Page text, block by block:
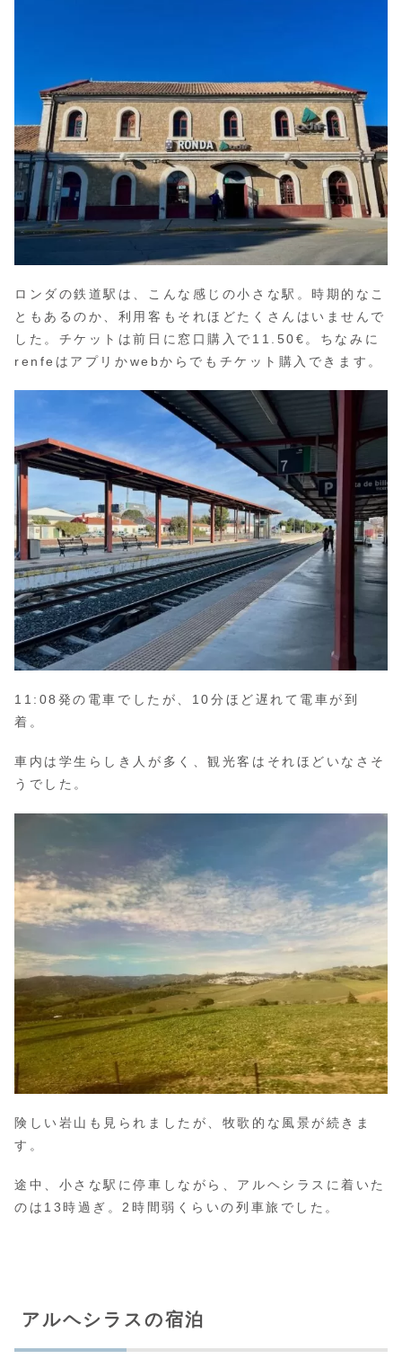
ロンダの鉄道駅は、こんな感じの小さな駅。時期的なこ
ともあるのか、利用客もそれほどたくさんはいませんで
した。チケットは前日に窓口購入で11.50€。ちなみに
renfeはアプリかwebからでもチケット購入できます。
11:08発の電車でしたが、10分ほど遅れて電車が到
着。
車内は学生らしき人が多く、観光客はそれほどいなさそ
うでした。
険しい岩山も見られましたが、牧歌的な風景が続きま
す。
途中、小さな駅に停車しながら、アルヘシラスに着いた
のは13時過ぎ。2時間弱くらいの列車旅でした。
アルヘシラスの宿泊